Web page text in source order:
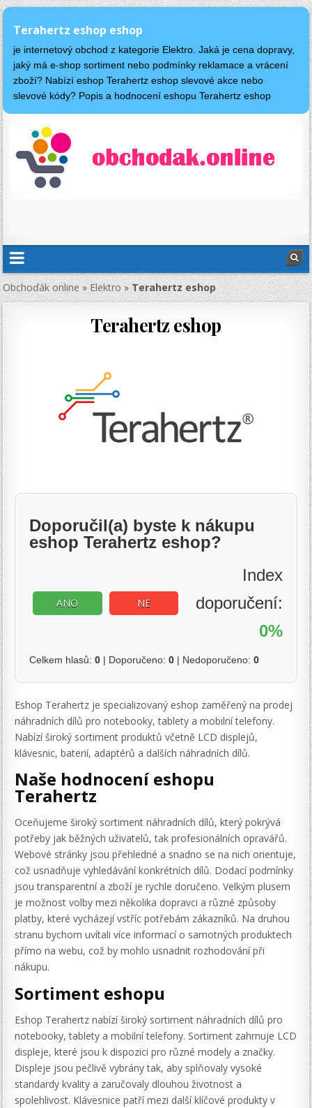
Terahertz eshop eshop
je internetový obchod z kategorie Elektro. Jaká je cena dopravy,
jaký má e-shop sortiment nebo podmínky reklamace a vrácení
zboží? Nabízí eshop Terahertz eshop slevové akce nebo
slevové kódy? Popis a hodnocení eshopu Terahertz eshop
Obchoďák online»Elektro»Terahertz eshop
Terahertz eshop
Doporučil(a) byste k nákupu
eshop Terahertz eshop?
ANO NE
Index
doporučení:
0%
Celkem hlasů:0 | Doporučeno:0 | Nedoporučeno:0
Eshop Terahertz je specializovaný eshop zaměřený na prodej
náhradních dílů pro notebooky, tablety a mobilní telefony.
Nabízí široký sortiment produktů včetně LCD displejů,
klávesnic, baterií, adaptérů a dalších náhradních dílů.
Naše hodnocení eshopu
Terahertz
Oceňujeme široký sortiment náhradních dílů, který pokrývá
potřeby jak běžných uživatelů, tak profesionálních opravářů.
Webové stránky jsou přehledné a snadno se na nich orientuje,
což usnadňuje vyhledávání konkrétních dílů. Dodací podmínky
jsou transparentní a zboží je rychle doručeno. Velkým plusem
je možnost volby mezi několika dopravci a různé způsoby
platby, které vycházejí vstříc potřebám zákazníků. Na druhou
stranu bychom uvítali více informací o samotných produktech
přímo na webu, což by mohlo usnadnit rozhodování při
nákupu.
Sortiment eshopu
Eshop Terahertz nabízí široký sortiment náhradních dílů pro
notebooky, tablety a mobilní telefony. Sortiment zahrnuje LCD
displeje, které jsou k dispozici pro různé modely a značky.
Displeje jsou pečlivě vybrány tak, aby splňovaly vysoké
standardy kvality a zaručovaly dlouhou životnost a
spolehlivost. Klávesnice patří mezi další klíčové produkty v